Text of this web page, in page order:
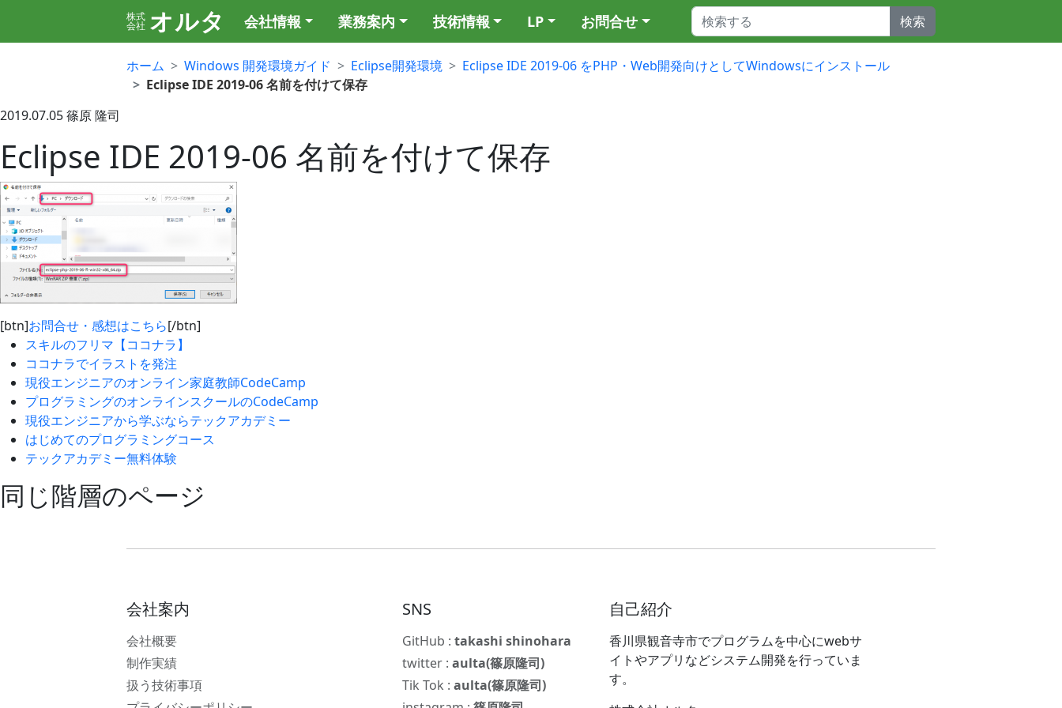
株式
会社 オルタ 会社情報 業務案内 技術情報 LP お問合せ 検索
ホーム Windows 開発環境ガイド Eclipse開発環境
Eclipse IDE 2019-06 をPHP・Web開発向けとしてWindowsにインストール
Eclipse IDE 2019-06 名前を付けて保存
2019.07.05篠原 隆司
Eclipse IDE 2019-06 名前を付けて保存
[btn]お問合せ・感想はこちら[/btn]
スキルのフリマ【ココナラ】
ココナラでイラストを発注
現役エンジニアのオンライン家庭教師CodeCamp
プログラミングのオンラインスクールのCodeCamp
現役エンジニアから学ぶならテックアカデミー
はじめてのプログラミングコース
テックアカデミー無料体験
同じ階層のページ
会社案内
会社概要
制作実績
扱う技術事項
SNS
GitHub :takashi shinohara
twitter :aulta(篠原隆司)
Tik Tok :aulta(篠原隆司)
自己紹介
香川県観音寺市でプログラムを中心にwebサ
イトやアプリなどシステム開発を行っていま
す。